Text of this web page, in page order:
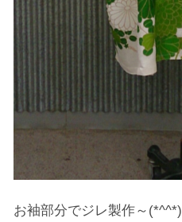
お袖部分でジレ製作～(*^^*)